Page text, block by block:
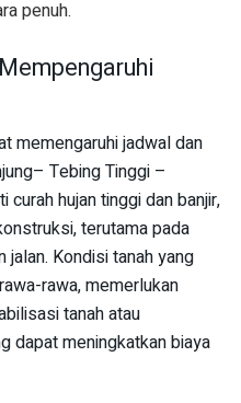
penuh.
memengaruhi jadwal dan
Tebing Tinggi –
hujan tinggi dan banjir,
terutama pada
jalan. Kondisi tanah yang
rawa, memerlukan
tanah atau
dapat meningkatkan biaya